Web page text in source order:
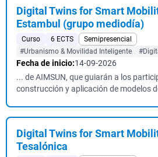
Digital Twins for Smart
Estambul (grupo mediodía)
Curso 6 ECTS
Semipresencial
#Urbanismo & Movilidad Inteligente
Fecha de inicio:14-09-2026
... de AIMSUN, que guiarán a los
construcción y aplicación de modelos
Digital Twins for Smart
Tesalónica